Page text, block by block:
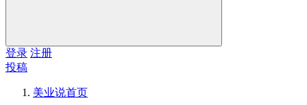
登录 注册
投稿
美业说首页